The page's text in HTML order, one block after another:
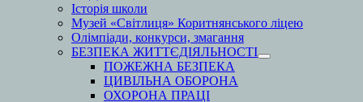
Історія школи
Музей «Світлиця» Коритнянського ліцею
Олімпіади, конкурси, змагання
БЕЗПЕКА ЖИТТЄДІЯЛЬНОСТІ
ПОЖЕЖНА БЕЗПЕКА
ЦИВІЛЬНА ОБОРОНА
ОХОРОНА ПРАЦІ